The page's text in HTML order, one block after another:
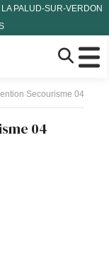
LA PALUD-SUR-VERDON
Secourisme 04
04